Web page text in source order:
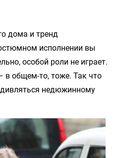
дома и тренд
исполнении вы
особой роли не играет.
общем-то, тоже. Так что
недюжинному